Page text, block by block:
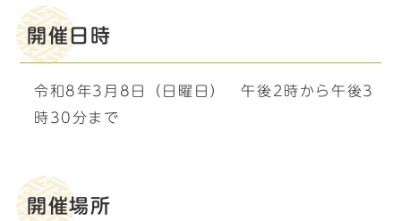
開催日時
令和8年3月8日（日曜日） 午後2時から午後3
時30分まで
開催場所